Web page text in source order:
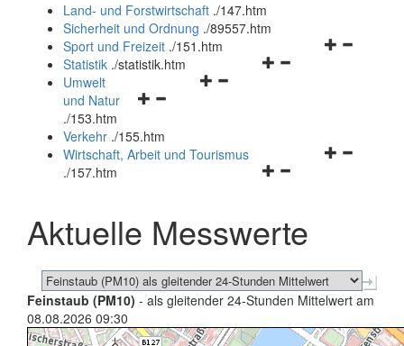
und
schließen
Land- und Forstwirtschaft ./147.htm
Sicherheit und Ordnung ./89557.htm
Navigationsmenü
Sport und Freizeit ./151.htm
Navigationsmenü
Statistik ./statistik.htm
Navigationsmenü
und
schließen
Umwelt
und Natur
./153.htm
Verkehr ./155.htm
Navigationsmenü
schließen
Wirtschaft, Arbeit und Tourismus
./157.htm
Aktuelle Messwerte
Feinstaub (PM10) - als gleitender 24-Stunden Mittelwert am
08.08.2026 09:30